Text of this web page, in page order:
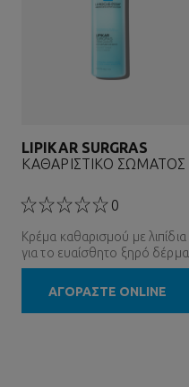
LIPIKAR SURGRAS
ΚΑΘΑΡΙΣΤΙΚΟ ΣΩΜΑΤΟΣ
0
Κρέμα καθαρισμού με λιπίδια
για το ευαίσθητο ξηρό δέρμα
ΑΓΟΡΑΣΤΕ ONLINE